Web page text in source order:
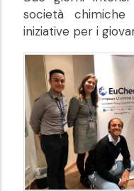
società chimiche
iniziative per i